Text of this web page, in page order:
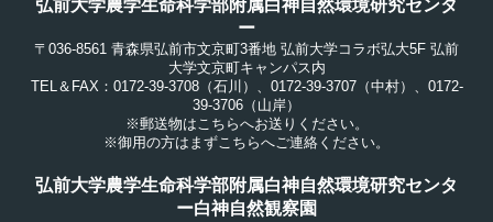
弘前大学農学生命科学部附属白神自然環境研究センタ
ー
〒036-8561 青森県弘前市文京町3番地 弘前大学コラボ弘大5F 弘前
大学文京町キャンパス内
TEL＆FAX：0172-39-3708（石川）、0172-39-3707（中村）、0172-
39-3706（山岸）
※郵送物はこちらへお送りください。
※御用の方はまずこちらへご連絡ください。
弘前大学農学生命科学部附属白神自然環境研究センタ
ー白神自然観察園